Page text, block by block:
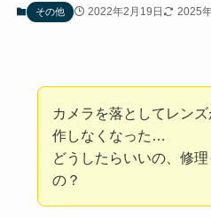
その他 2022年2月19日 2025
カメラを落としてレン
作しなくなった…
どうしたらいいの、修
の？